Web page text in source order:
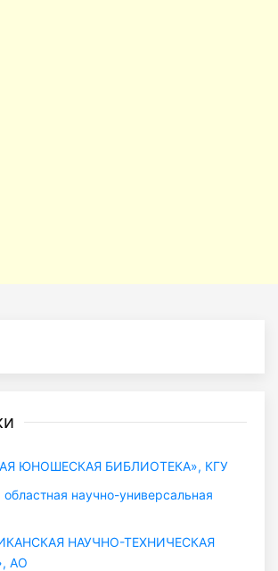
ЮНОШЕСКАЯ БИБЛИОТЕКА», КГУ
научно-универсальная
НАУЧНО-ТЕХНИЧЕСКАЯ
АО